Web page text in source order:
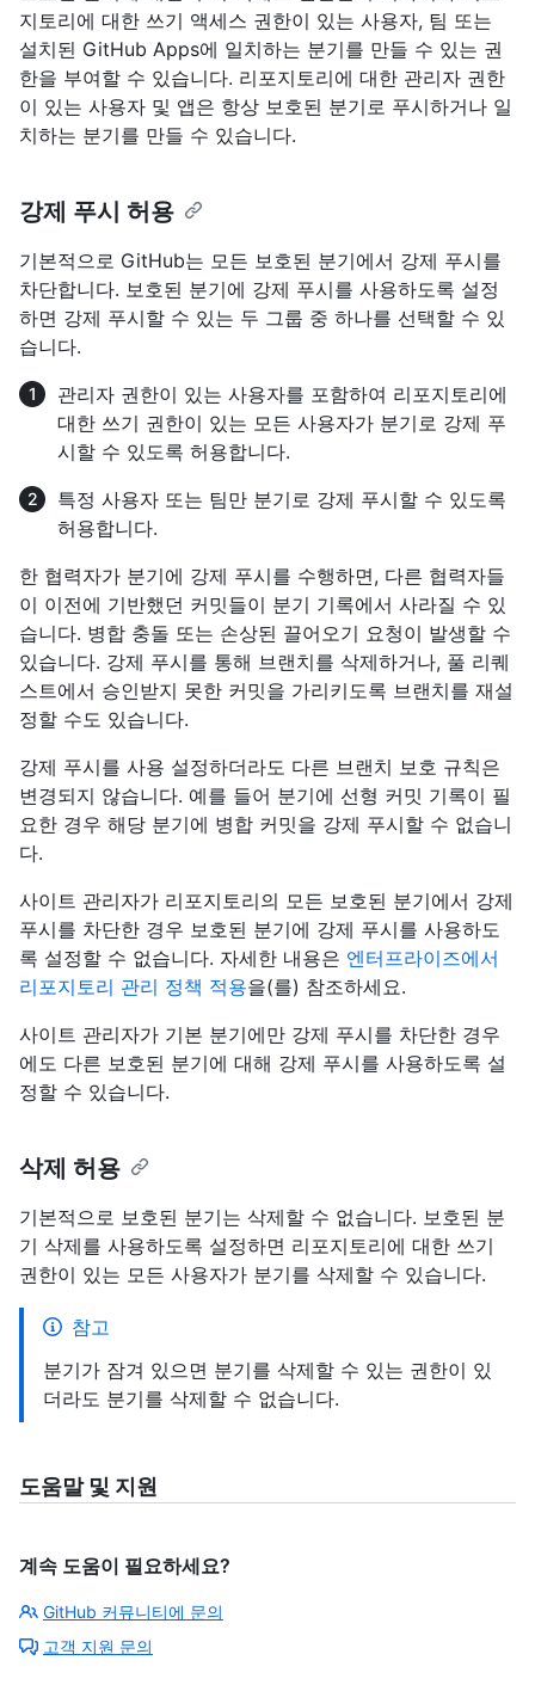
지토리에 대한 쓰기 액세스 권한이 있는 사용자, 팀 또는
설치된 GitHub Apps에 일치하는 분기를 만들 수 있는 권
한을 부여할 수 있습니다. 리포지토리에 대한 관리자 권한
이 있는 사용자 및 앱은 항상 보호된 분기로 푸시하거나 일
치하는 분기를 만들 수 있습니다.
강제 푸시 허용
기본적으로 GitHub는 모든 보호된 분기에서 강제 푸시를
차단합니다. 보호된 분기에 강제 푸시를 사용하도록 설정
하면 강제 푸시할 수 있는 두 그룹 중 하나를 선택할 수 있
습니다.
관리자 권한이 있는 사용자를 포함하여 리포지토리에
대한 쓰기 권한이 있는 모든 사용자가 분기로 강제 푸
시할 수 있도록 허용합니다.
특정 사용자 또는 팀만 분기로 강제 푸시할 수 있도록
허용합니다.
한 협력자가 분기에 강제 푸시를 수행하면, 다른 협력자들
이 이전에 기반했던 커밋들이 분기 기록에서 사라질 수 있
습니다. 병합 충돌 또는 손상된 끌어오기 요청이 발생할 수
있습니다. 강제 푸시를 통해 브랜치를 삭제하거나, 풀 리퀘
스트에서 승인받지 못한 커밋을 가리키도록 브랜치를 재설
정할 수도 있습니다.
강제 푸시를 사용 설정하더라도 다른 브랜치 보호 규칙은
변경되지 않습니다. 예를 들어 분기에 선형 커밋 기록이 필
요한 경우 해당 분기에 병합 커밋을 강제 푸시할 수 없습니
다.
사이트 관리자가 리포지토리의 모든 보호된 분기에서 강제
푸시를 차단한 경우 보호된 분기에 강제 푸시를 사용하도
록 설정할 수 없습니다. 자세한 내용은 엔터프라이즈에서
리포지토리 관리 정책 적용을(를) 참조하세요.
사이트 관리자가 기본 분기에만 강제 푸시를 차단한 경우
에도 다른 보호된 분기에 대해 강제 푸시를 사용하도록 설
정할 수 있습니다.
삭제 허용
기본적으로 보호된 분기는 삭제할 수 없습니다. 보호된 분
기 삭제를 사용하도록 설정하면 리포지토리에 대한 쓰기
권한이 있는 모든 사용자가 분기를 삭제할 수 있습니다.
참고
분기가 잠겨 있으면 분기를 삭제할 수 있는 권한이 있
더라도 분기를 삭제할 수 없습니다.
도움말 및 지원
계속 도움이 필요하세요?
GitHub 커뮤니티에 문의
고객 지원 문의